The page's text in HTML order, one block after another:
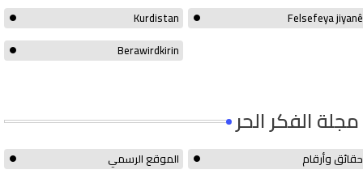
Kurdistan
Felsefeya jiyanê
Berawirdkirin
مجلة الفكر الحر
الموقع الرسمي
حقائق وأرقام